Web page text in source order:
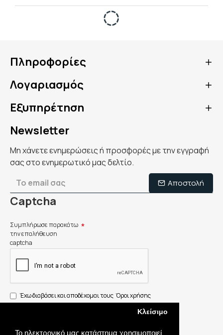
Το ηλεκτρονικό μας κατάστημα χρησιμοποιεί
Κλείσιμο
Πληροφορίες
Λογαριασμός
Εξυπηρέτηση
Newsletter
Μη χάνετε ενημερώσεις ή προσφορές με την εγγραφή
σας στο ενημερωτικό μας δελτίο.
Αποστολή
Captcha
Συμπλήρωσε παρακάτω
την επαλήθευση
captcha
Έχω διαβάσει και αποδέχομαι τους Όροι χρήσης